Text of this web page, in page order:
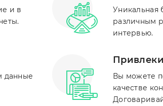
и в
Уникальная
различным
интервью.
данные
Вы можете
качестве